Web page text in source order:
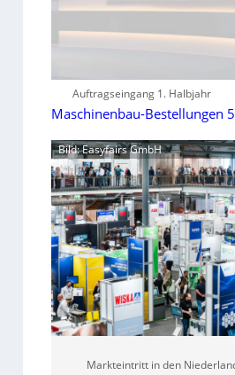
Auftragseingang 1. Halbjahr
Maschinenbau-Bestellungen
Bild: Easyfairs GmbH
Markteintritt in den